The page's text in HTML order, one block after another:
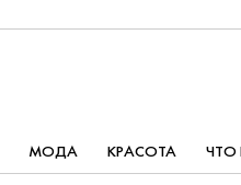
МОДА КРАСОТА ЧТО